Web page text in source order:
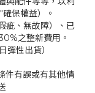
保權益）。
疵、無故障）、已
之整新費用。
彈性出貨）
件有誤或有其他情